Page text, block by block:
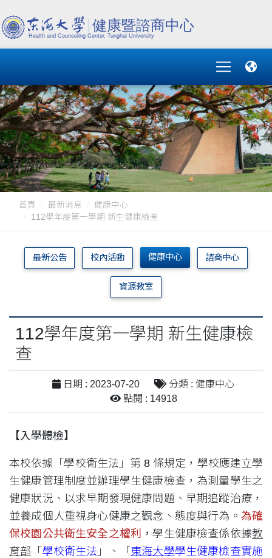
首頁 最新消息
健康中心
112學年度第一學期 新生健康檢查
最新公告 校內活動 健康中心 諮商中心
資源教室
112學年度第一學期 新生健康檢
查
日期 : 2023-07-20
分類 : 健康中心
點閱 : 14918
【入學體檢】
本校依據「學校衛生法」第 8 條規定，學校應建立學
生健康管理制度並辦理學生健康檢查，為測量學生之
健康狀況、以求早期發現健康問題、早期追蹤治療，
並養成個人重視身心健康之觀念、態度與行為。 為確
保校園公共衛生安全之權利
，學生健康檢查係依據教
育部 「 學校衛生法 」、「 東海大學學生健康檢查實施